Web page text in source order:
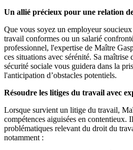
Un allié précieux pour une relation
Que vous soyez un employeur
travail conformes ou un salarié
professionnel, l'expertise de Maître
ces situations avec sérénité. Sa
sécurité sociale vous guidera dans la
l'anticipation d’obstacles potentiels.
Résoudre les litiges du travail avec
Lorsque survient un litige du travail,
compétences aiguisées en contentieux.
problématiques relevant du droit du
notamment :